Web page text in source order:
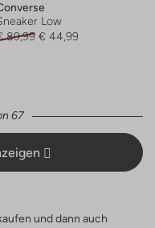
Low
89,99 € 44,99
67
und dann auch